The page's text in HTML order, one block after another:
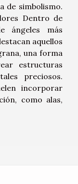
de simbolismo.
Dentro de
ángeles más
aquellos
una forma
estructuras
preciosos.
incorporar
como alas,